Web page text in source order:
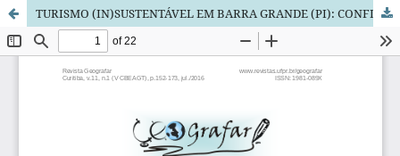
TURISMO (IN)SUSTENTÁVEL EM BARRA GRANDE (PI): CONFLITOS, IMPACTOS, DESIGUALDADE E EXCLUSÃO SOCIAL